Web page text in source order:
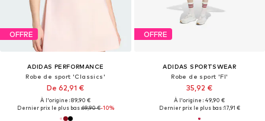
OFFRE
ADIDAS PERFORMANCE
Robe de sport 'Classics'
De 62,91 €
À l'origine : 89,90 €
Dernier prix le plus bas :69,90 €-10%
OFFRE
ADIDAS SPORTSWEAR
Robe de sport 'FI'
35,92 €
À l'origine : 49,90 €
Dernier prix le plus bas :17,91 €